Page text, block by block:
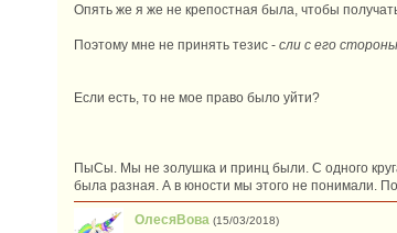
Опять же я же не крепостная была, чтобы
Поэтому мне не принять тезис - сли с его
Если есть, то не мое право было уйти?
ПыСы. Мы не золушка и принц были. С одного
была разная. А в юности мы этого не понимали.
ОлесяВова (15/03/2018)